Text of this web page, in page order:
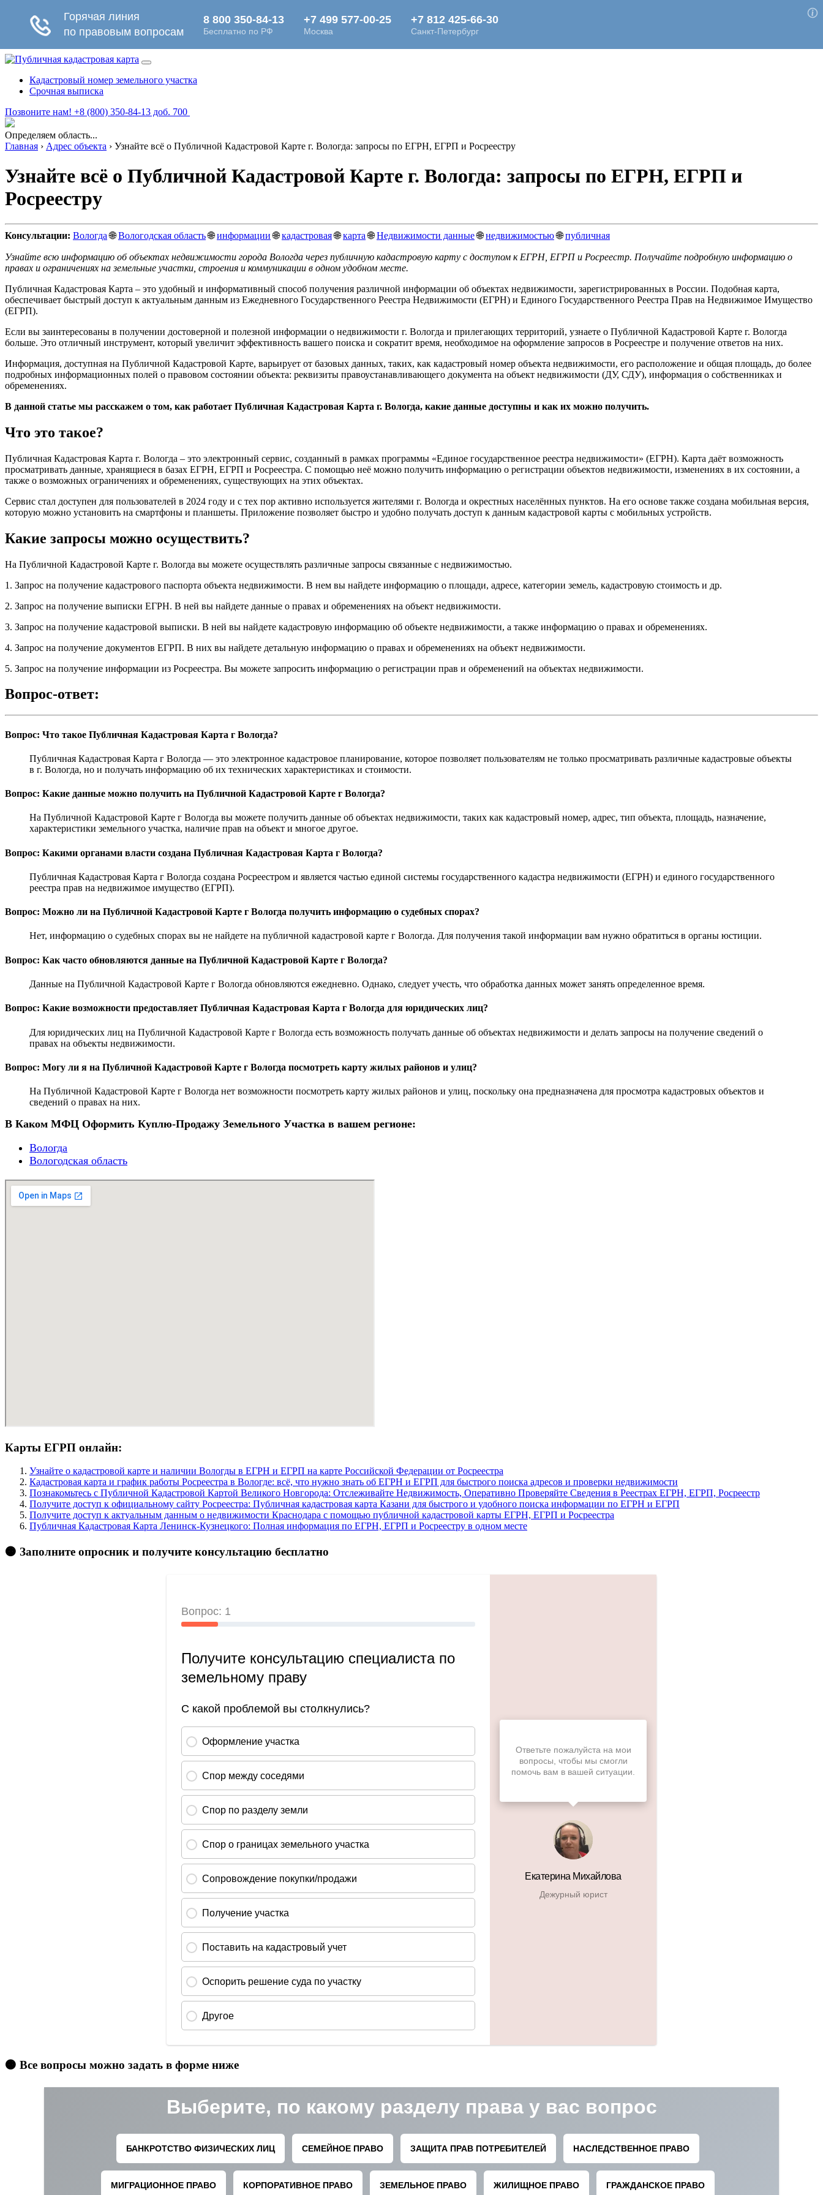
Кадастровый номер земельного участка
Срочная выписка
Позвоните нам! +8 (800) 350-84-13 доб. 700
Определяем область...
Главная › Адрес объекта › Узнайте всё о Публичной Кадастровой Карте г. Вологда: запросы по ЕГРН, ЕГРП и Росреестру
Узнайте всё о Публичной Кадастровой Карте г. Вологда: запросы по ЕГРН, ЕГРП и
Росреестру
Консультации: Вологда🌐Вологодская область🌐информации🌐кадастровая🌐карта🌐Недвижимости данные🌐недвижимостью🌐публичная
Узнайте всю информацию об объектах недвижимости города Вологда через публичную кадастровую карту с доступом к ЕГРН, ЕГРП и Росреестр. Получайте подробную информацию о
правах и ограничениях на земельные участки, строения и коммуникации в одном удобном месте.
Публичная Кадастровая Карта – это удобный и информативный способ получения различной информации об объектах недвижимости, зарегистрированных в России. Подобная карта,
обеспечивает быстрый доступ к актуальным данным из Ежедневного Государственного Реестра Недвижимости (ЕГРН) и Единого Государственного Реестра Прав на Недвижимое Имущество
(ЕГРП).
Если вы заинтересованы в получении достоверной и полезной информации о недвижимости г. Вологда и прилегающих территорий, узнаете о Публичной Кадастровой Карте г. Вологда
больше. Это отличный инструмент, который увеличит эффективность вашего поиска и сократит время, необходимое на оформление запросов в Росреестре и получение ответов на них.
Информация, доступная на Публичной Кадастровой Карте, варьирует от базовых данных, таких, как кадастровый номер объекта недвижимости, его расположение и общая площадь, до более
подробных информационных полей о правовом состоянии объекта: реквизиты правоустанавливающего документа на объект недвижимости (ДУ, СДУ), информация о собственниках и
обременениях.
В данной статье мы расскажем о том, как работает Публичная Кадастровая Карта г. Вологда, какие данные доступны и как их можно получить.
Что это такое?
Публичная Кадастровая Карта г. Вологда – это электронный сервис, созданный в рамках программы «Единое государственное реестра недвижимости» (ЕГРН). Карта даёт возможность
просматривать данные, хранящиеся в базах ЕГРН, ЕГРП и Росреестра. С помощью неё можно получить информацию о регистрации объектов недвижимости, изменениях в их состоянии, а
также о возможных ограничениях и обременениях, существующих на этих объектах.
Сервис стал доступен для пользователей в 2024 году и с тех пор активно используется жителями г. Вологда и окрестных населённых пунктов. На его основе также создана мобильная версия,
которую можно установить на смартфоны и планшеты. Приложение позволяет быстро и удобно получать доступ к данным кадастровой карты с мобильных устройств.
Какие запросы можно осуществить?
На Публичной Кадастровой Карте г. Вологда вы можете осуществлять различные запросы связанные с недвижимостью.
1. Запрос на получение кадастрового паспорта объекта недвижимости. В нем вы найдете информацию о площади, адресе, категории земель, кадастровую стоимость и др.
2. Запрос на получение выписки ЕГРН. В ней вы найдете данные о правах и обременениях на объект недвижимости.
3. Запрос на получение кадастровой выписки. В ней вы найдете кадастровую информацию об объекте недвижимости, а также информацию о правах и обременениях.
4. Запрос на получение документов ЕГРП. В них вы найдете детальную информацию о правах и обременениях на объект недвижимости.
5. Запрос на получение информации из Росреестра. Вы можете запросить информацию о регистрации прав и обременений на объектах недвижимости.
Вопрос-ответ:
Вопрос: Что такое Публичная Кадастровая Карта г Вологда?
Публичная Кадастровая Карта г Вологда — это электронное кадастровое планирование, которое позволяет пользователям не только просматривать различные кадастровые объекты
в г. Вологда, но и получать информацию об их технических характеристиках и стоимости.
Вопрос: Какие данные можно получить на Публичной Кадастровой Карте г Вологда?
На Публичной Кадастровой Карте г Вологда вы можете получить данные об объектах недвижимости, таких как кадастровый номер, адрес, тип объекта, площадь, назначение,
характеристики земельного участка, наличие прав на объект и многое другое.
Вопрос: Какими органами власти создана Публичная Кадастровая Карта г Вологда?
Публичная Кадастровая Карта г Вологда создана Росреестром и является частью единой системы государственного кадастра недвижимости (ЕГРН) и единого государственного
реестра прав на недвижимое имущество (ЕГРП).
Вопрос: Можно ли на Публичной Кадастровой Карте г Вологда получить информацию о судебных спорах?
Нет, информацию о судебных спорах вы не найдете на публичной кадастровой карте г Вологда. Для получения такой информации вам нужно обратиться в органы юстиции.
Вопрос: Как часто обновляются данные на Публичной Кадастровой Карте г Вологда?
Данные на Публичной Кадастровой Карте г Вологда обновляются ежедневно. Однако, следует учесть, что обработка данных может занять определенное время.
Вопрос: Какие возможности предоставляет Публичная Кадастровая Карта г Вологда для юридических лиц?
Для юридических лиц на Публичной Кадастровой Карте г Вологда есть возможность получать данные об объектах недвижимости и делать запросы на получение сведений о
правах на объекты недвижимости.
Вопрос: Могу ли я на Публичной Кадастровой Карте г Вологда посмотреть карту жилых районов и улиц?
На Публичной Кадастровой Карте г Вологда нет возможности посмотреть карту жилых районов и улиц, поскольку она предназначена для просмотра кадастровых объектов и
сведений о правах на них.
В Каком МФЦ Оформить Куплю-Продажу Земельного Участка в вашем регионе:
Вологда
Вологодская область
Карты ЕГРП онлайн:
Узнайте о кадастровой карте и наличии Вологды в ЕГРН и ЕГРП на карте Российской Федерации от Росреестра
Кадастровая карта и график работы Росреестра в Вологде: всё, что нужно знать об ЕГРН и ЕГРП для быстрого поиска адресов и проверки недвижимости
Познакомьтесь с Публичной Кадастровой Картой Великого Новгорода: Отслеживайте Недвижимость, Оперативно Проверяйте Сведения в Реестрах EГРН, ЕГРП, Росреестр
Получите доступ к официальному сайту Росреестра: Публичная кадастровая карта Казани для быстрого и удобного поиска информации по ЕГРН и ЕГРП
Получите доступ к актуальным данным о недвижимости Краснодара с помощью публичной кадастровой карты ЕГРН, ЕГРП и Росреестра
Публичная Кадастровая Карта Ленинск-Кузнецкого: Полная информация по ЕГРН, ЕГРП и Росреестру в одном месте
🟠 Заполните опросник и получите консультацию бесплатно
🟠 Все вопросы можно задать в форме ниже